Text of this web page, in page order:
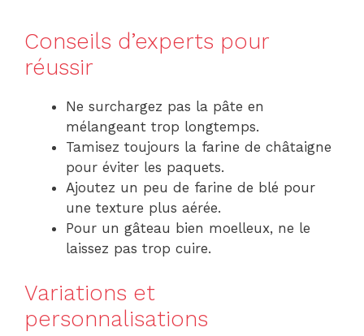
Conseils d’experts pour
réussir
Ne surchargez pas la pâte en
mélangeant trop longtemps.
Tamisez toujours la farine de châtaigne
pour éviter les paquets.
Ajoutez un peu de farine de blé pour
une texture plus aérée.
Pour un gâteau bien moelleux, ne le
laissez pas trop cuire.
Variations et
personnalisations